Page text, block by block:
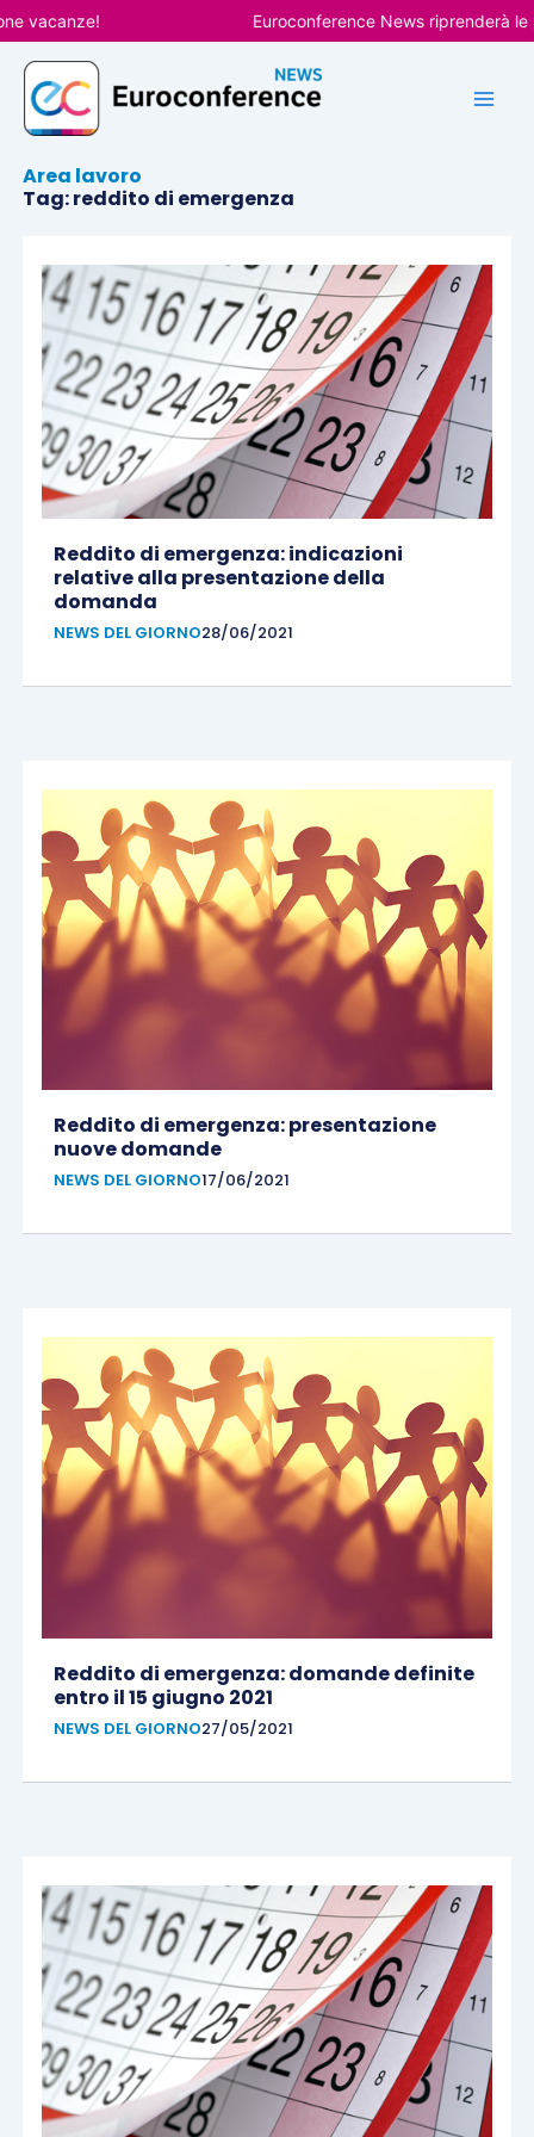
Vai
al
contenuto
Euroconference News riprenderà le
Area lavoro
Tag: reddito di emergenza
Reddito di emergenza: indicazioni
relative alla presentazione della
domanda
NEWS DEL GIORNO28/06/2021
Reddito di emergenza: presentazione
nuove domande
NEWS DEL GIORNO17/06/2021
Reddito di emergenza: domande definite
entro il 15 giugno 2021
NEWS DEL GIORNO27/05/2021